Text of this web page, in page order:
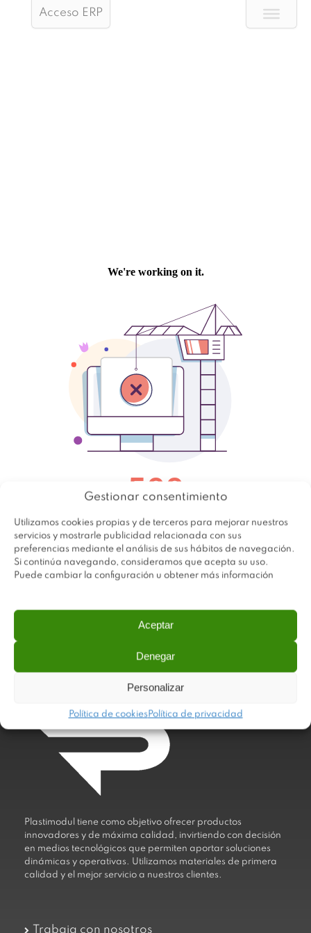
Gestionar consentimiento
Utilizamos cookies propias y de terceros para mejorar nuestros
servicios y mostrarle publicidad relacionada con sus
preferencias mediante el análisis de sus hábitos de navegación.
Si continúa navegando, consideramos que acepta su uso.
Puede cambiar la configuración u obtener más información
Aceptar
Denegar
Personalizar
Política de cookiesPolítica de privacidad
Acceso ERP
Plastimodul tiene como objetivo ofrecer productos
innovadores y de máxima calidad, invirtiendo con decisión
en medios tecnológicos que permiten aportar soluciones
dinámicas y operativas. Utilizamos materiales de primera
calidad y el mejor servicio a nuestros clientes.
Trabaja con nosotros